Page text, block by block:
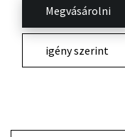
Megvásárolni
igény szerint